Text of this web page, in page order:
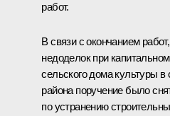
работ.
В связи с окончанием
недоделок при
сельского дома культуры в
района поручение было
по устранению